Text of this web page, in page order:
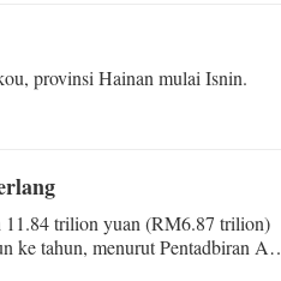
provinsi Hainan mulai Isnin.
11.84 trilion yuan (RM6.87 trilion)
ke tahun, menurut Pentadbiran Am